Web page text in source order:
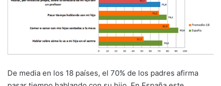
De media en los 18 países, el 70% de los padres afirma